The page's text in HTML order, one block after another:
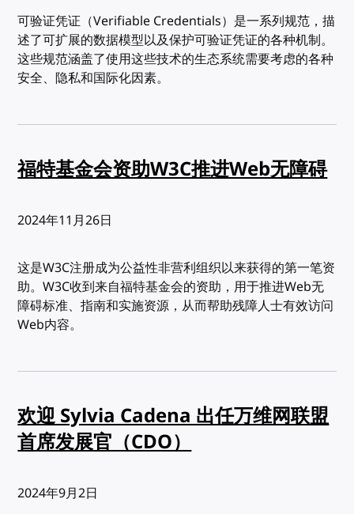
可验证凭证（Verifiable Credentials）是一系列规范，描
述了可扩展的数据模型以及保护可验证凭证的各种机制。
这些规范涵盖了使用这些技术的生态系统需要考虑的各种
安全、隐私和国际化因素。
福特基金会资助W3C推进Web无障碍
发布:
2024年11月26日
这是W3C注册成为公益性非营利组织以来获得的第一笔资
助。W3C收到来自福特基金会的资助，用于推进Web无
障碍标准、指南和实施资源，从而帮助残障人士有效访问
Web内容。
欢迎 Sylvia Cadena 出任万维网联盟
首席发展官（CDO）
发布:
2024年9月2日